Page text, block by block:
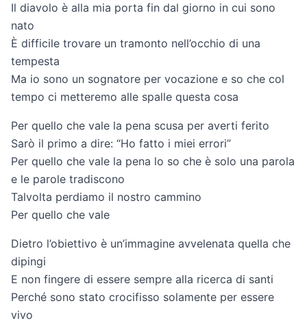
Il diavolo è alla mia porta fin dal giorno in cui sono
nato
È difficile trovare un tramonto nell’occhio di una
tempesta
Ma io sono un sognatore per vocazione e so che col
tempo ci metteremo alle spalle questa cosa
Per quello che vale la pena scusa per averti ferito
Sarò il primo a dire: “Ho fatto i miei errori”
Per quello che vale la pena lo so che è solo una parola
e le parole tradiscono
Talvolta perdiamo il nostro cammino
Per quello che vale
Dietro l’obiettivo è un’immagine avvelenata quella che
dipingi
E non fingere di essere sempre alla ricerca di santi
Perché sono stato crocifisso solamente per essere
vivo